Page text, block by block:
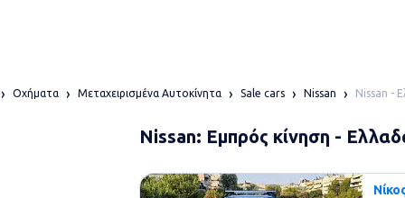
Οχήματα Μεταχειρισμένα Αυτοκίνητα Sale cars Nissan Nissan -
Nissan: Εμπρός κίνηση -